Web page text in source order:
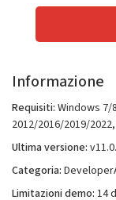
Informazione
Requisiti: Windows 7/
2012/2016/2019/
Ultima versione: v
Categoria:
Limitazioni demo: 14